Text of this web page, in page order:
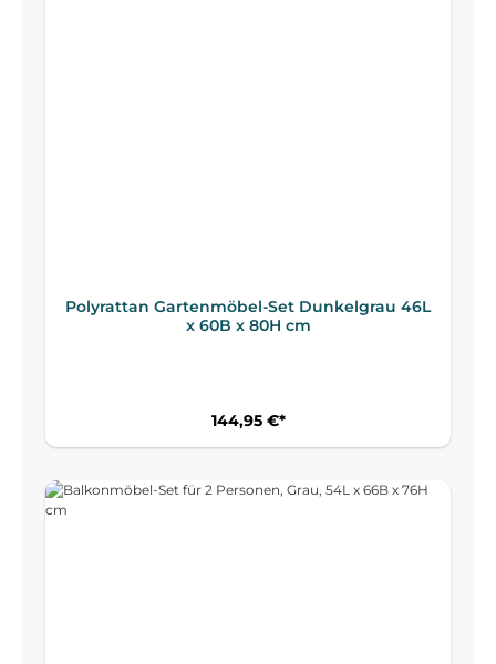
Polyrattan Gartenmöbel-Set Dunkelgrau 46L
x 60B x 80H cm
144,95 €*